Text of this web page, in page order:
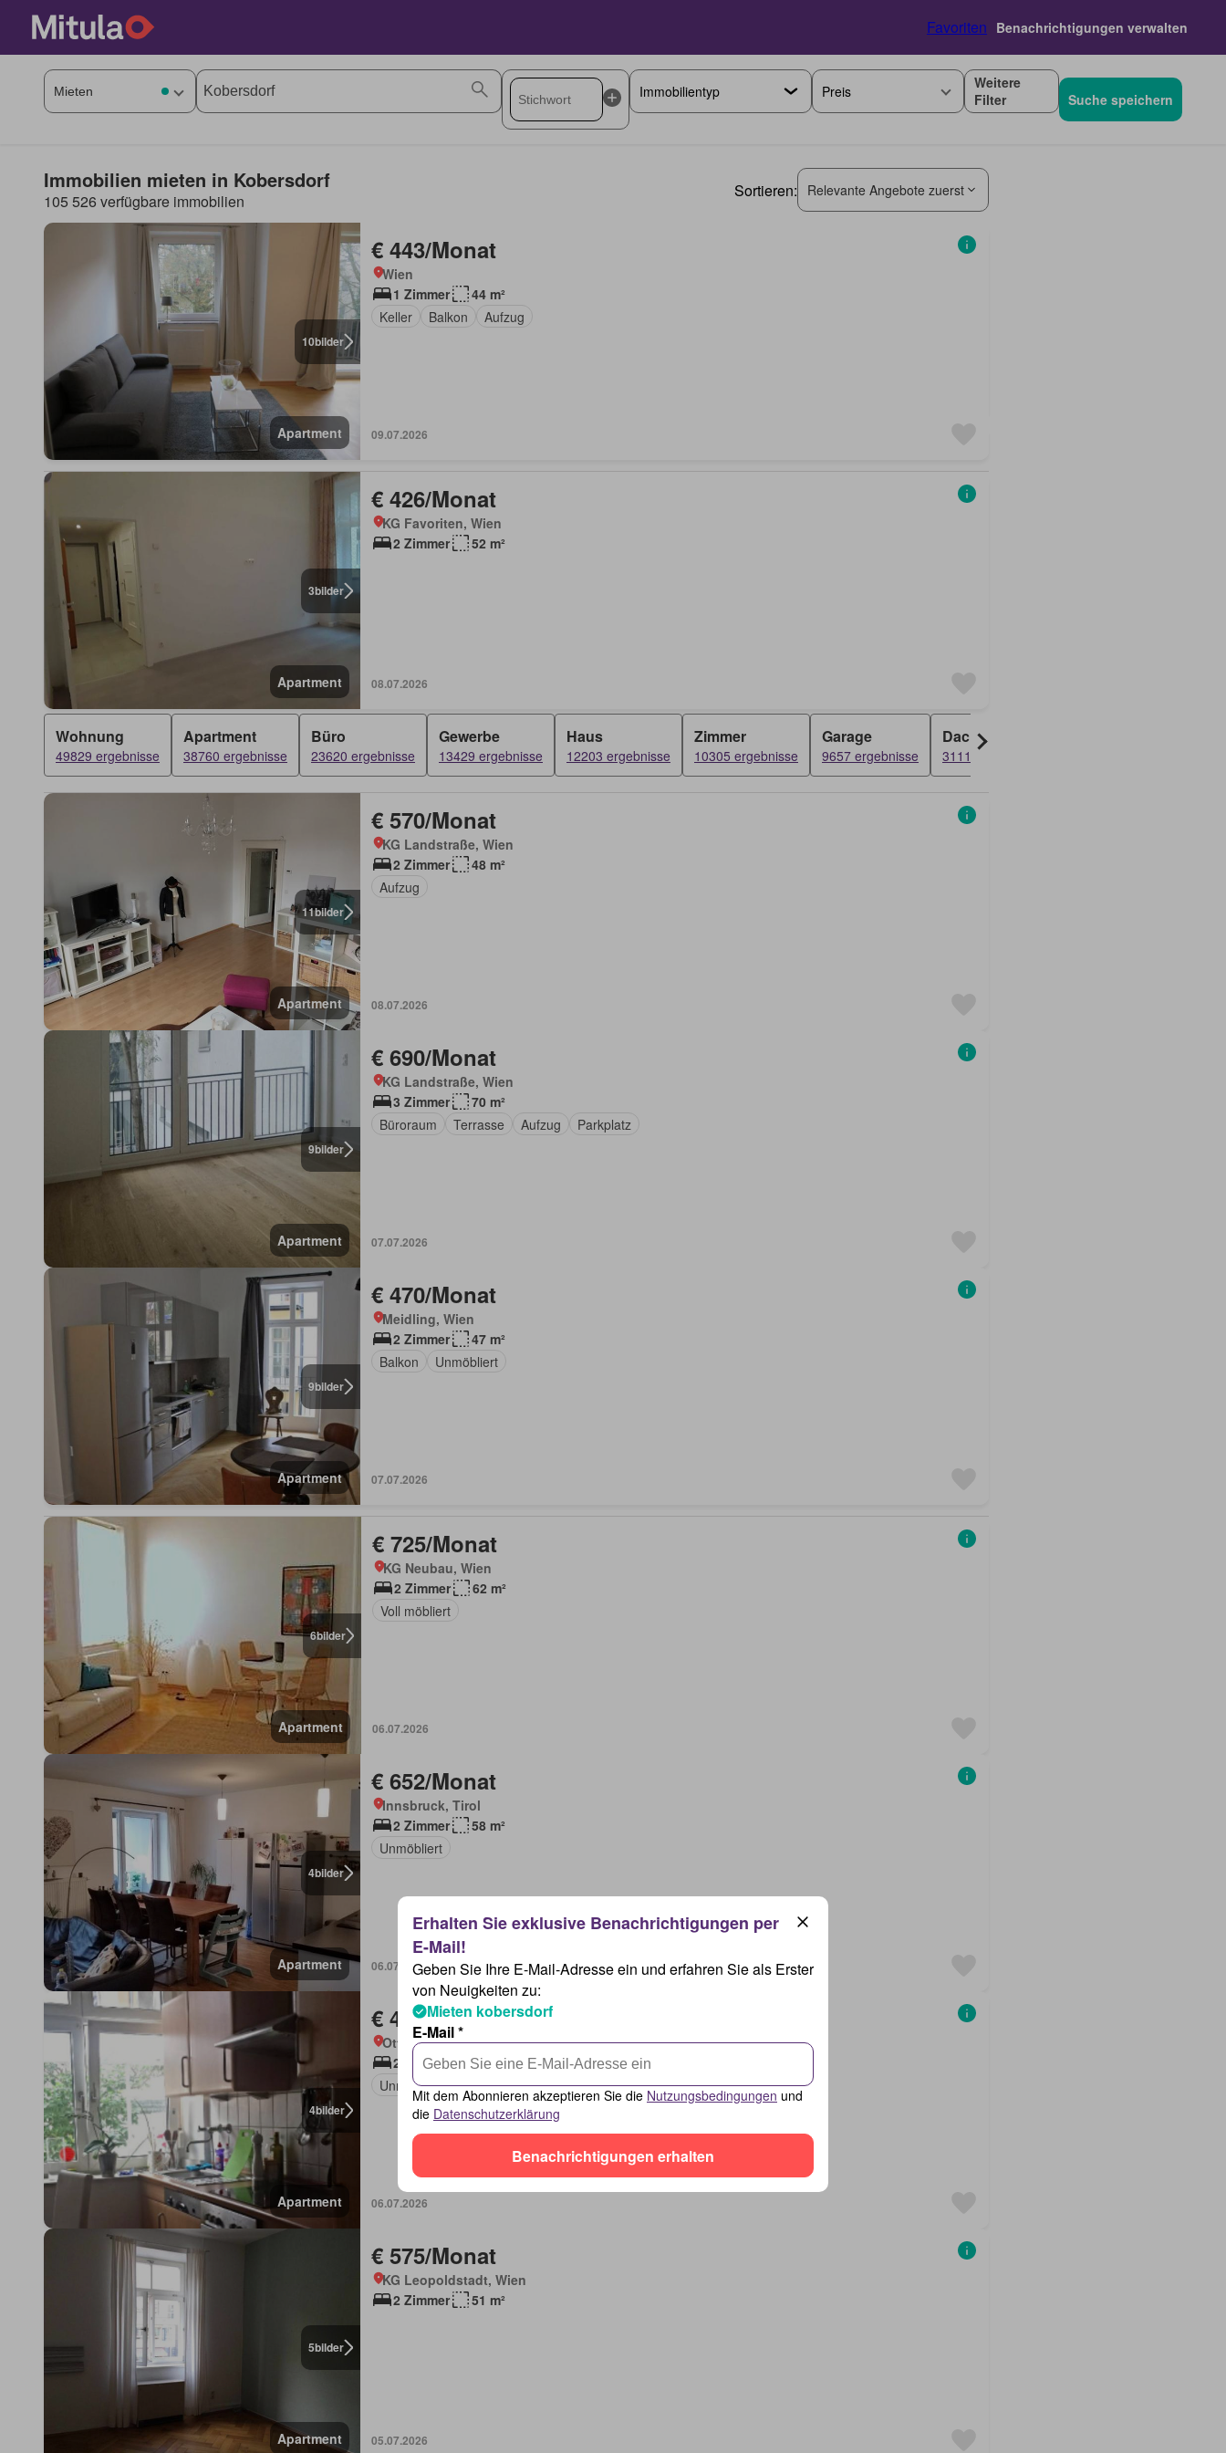
Favoriten Benachrichtigungen verwalten
Preis
Weitere
Filter
Suche speichern
Immobilien mieten in Kobersdorf
105 526 verfügbare immobilien
Sortieren: Relevante Angebote zuerst
10bilder
Apartment
€ 443/Monat
Wien
1 Zimmer
44 m²
Keller
Balkon Aufzug
09.07.2026
3bilder
Apartment
€ 426/Monat
KG Favoriten, Wien
2 Zimmer
52 m²
08.07.2026
Wohnung
49829 ergebnisse
Apartment
38760 ergebnisse
Büro
23620 ergebnisse
Gewerbe
13429 ergebnisse
Haus
12203 ergebnisse
Zimmer
10305 ergebnisse
Garage
9657 ergebnisse
Dachgeschosswohnung
3111 ergebnisse
11bilder
Apartment
€ 570/Monat
KG Landstraße, Wien
2 Zimmer
48 m²
Aufzug
08.07.2026
9bilder
Apartment
€ 690/Monat
KG Landstraße, Wien
3 Zimmer
70 m²
Büroraum
Terrasse Aufzug Parkplatz
07.07.2026
9bilder
Apartment
€ 470/Monat
Meidling, Wien
2 Zimmer
47 m²
Balkon
Unmöbliert
07.07.2026
6bilder
Apartment
€ 725/Monat
KG Neubau, Wien
2 Zimmer
62 m²
Voll möbliert
06.07.2026
4bilder
Apartment
€ 652/Monat
Innsbruck, Tirol
2 Zimmer
58 m²
Unmöbliert
06.07.2026
4bilder
Apartment
€ 455/Monat
Ottakring, Wien
2 Zimmer
42 m²
Unmöbliert
06.07.2026
5bilder
Apartment
€ 575/Monat
KG Leopoldstadt, Wien
2 Zimmer
51 m²
05.07.2026
Geben Sie Ihre E-Mail-Adresse ein und erfahren Sie als Erster
von Neuigkeiten zu:
Mieten kobersdorf
E-Mail *
Mit dem Abonnieren akzeptieren Sie die Nutzungsbedingungen und
die Datenschutzerklärung
Benachrichtigungen erhalten